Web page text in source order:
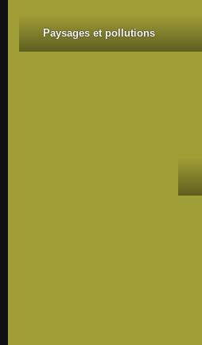
Paysages et pollutions